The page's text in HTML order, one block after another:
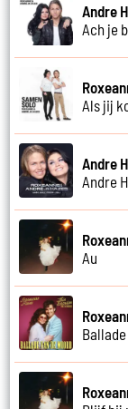
Andre
Ach je
Als jij
Andre
Andre
Au